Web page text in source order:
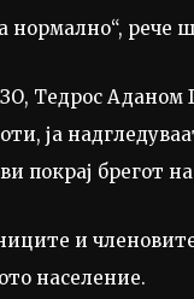
нормално“,
Тедрос Аданом
ја
покрај брегот
и
население.